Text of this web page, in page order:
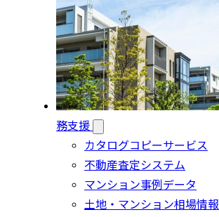
務支援
カタログコピーサービス
不動産査定システム
マンション事例データ
土地・マンション相場情報